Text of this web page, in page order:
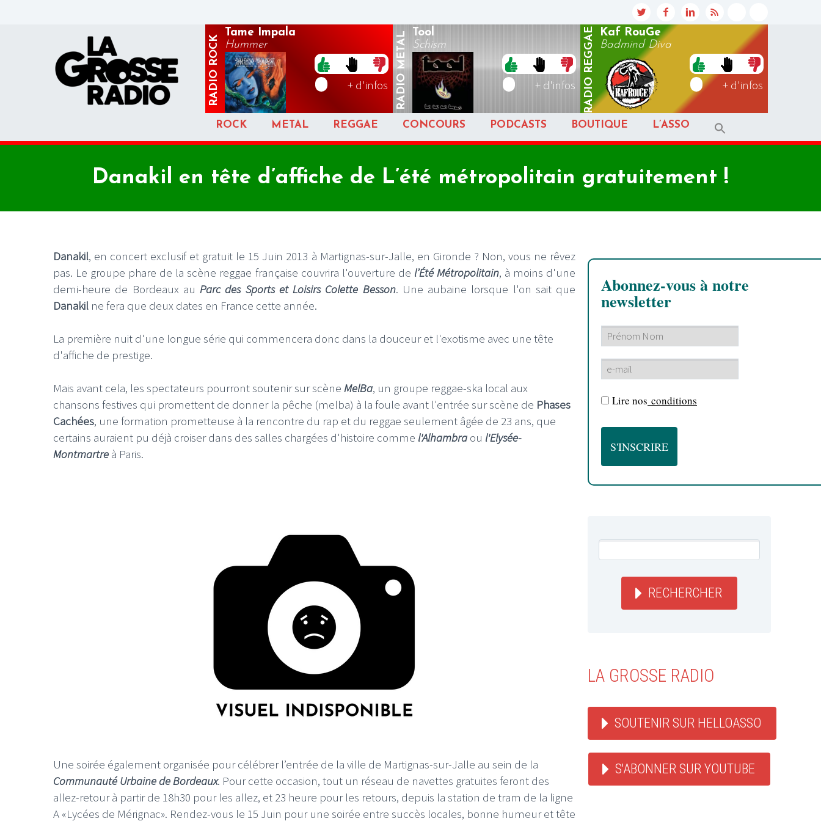
RADIO
ROCK
Tame Impala
Hummer
+ d'infos RADIO
METAL
Tool
Schism
+ d'infos RADIO
REGGAE
Kaf RouGe
Badmind Diva
+ d'infos
ROCK METAL REGGAE CONCOURS PODCASTS BOUTIQUE L’ASSO
Danakil en tête d’affiche de L’été métropolitain gratuitement !
Danakil, en concert exclusif et gratuit le 15 Juin 2013 à Martignas-sur-Jalle, en Gironde ? Non, vous ne rêvez
pas. Le groupe phare de la scène reggae française couvrira l'ouverture de l’Été Métropolitain, à moins d'une
demi-heure de Bordeaux au Parc des Sports et Loisirs Colette Besson. Une aubaine lorsque l'on sait que
Danakil ne fera que deux dates en France cette année.
La première nuit d'une longue série qui commencera donc dans la douceur et l'exotisme avec une tête
d'affiche de prestige.
Mais avant cela, les spectateurs pourront soutenir sur scène MelBa, un groupe reggae-ska local aux
chansons festives qui promettent de donner la pêche (melba) à la foule avant l'entrée sur scène de Phases
Cachées, une formation prometteuse à la rencontre du rap et du reggae seulement âgée de 23 ans, que
certains auraient pu déjà croiser dans des salles chargées d'histoire comme l'Alhambra ou l'Elysée-
Montmartre à Paris.
Une soirée également organisée pour célébrer l’entrée de la ville de Martignas-sur-Jalle au sein de la
Communauté Urbaine de Bordeaux. Pour cette occasion, tout un réseau de navettes gratuites feront des
allez-retour à partir de 18h30 pour les allez, et 23 heure pour les retours, depuis la station de tram de la ligne
A «Lycées de Mérignac». Rendez-vous le 15 Juin pour une soirée entre succès locales, bonne humeur et tête
Abonnez-vous à notre
newsletter
Lire nos conditions
RECHERCHER
LA GROSSE RADIO
SOUTENIR SUR HELLOASSO
S'ABONNER SUR YOUTUBE